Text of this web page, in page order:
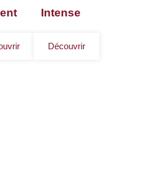
Intense
Découvrir